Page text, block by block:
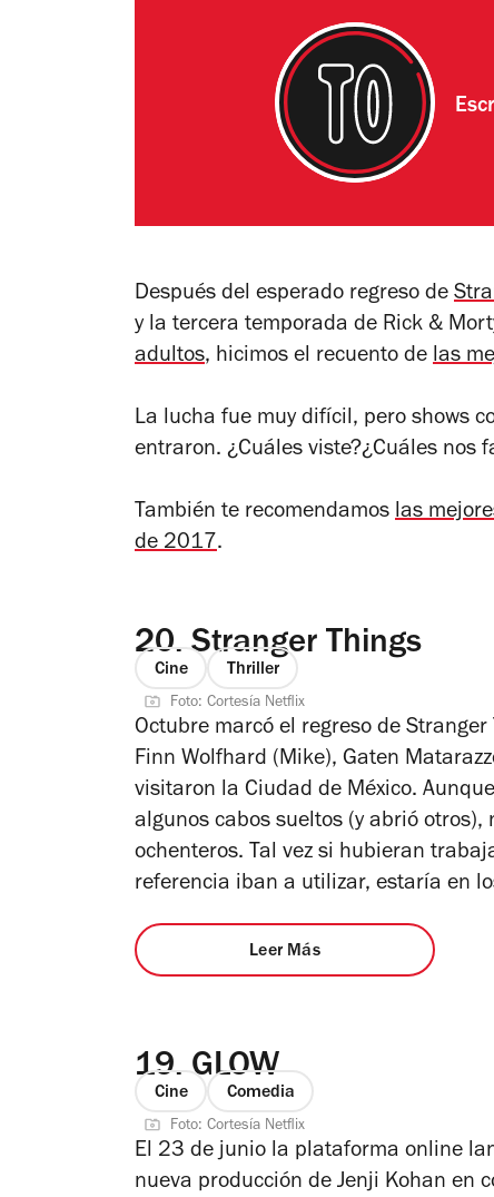
Después del esperado regreso de
y la tercera temporada de Rick &
adultos, hicimos el recuento de las
La lucha fue muy difícil, pero shows
entraron. ¿Cuáles viste?¿Cuáles nos
También te recomendamos las
de 2017.
20. Stranger Things
Cine Thriller
Foto: Cortesía Netflix
Octubre marcó el regreso de Stranger
Finn Wolfhard (Mike), Gaten
visitaron la Ciudad de México.
algunos cabos sueltos (y abrió
ochenteros. Tal vez si hubieran
referencia iban a utilizar, estaría en
Leer Más
19. GLOW
Cine Comedia
Foto: Cortesía Netflix
El 23 de junio la plataforma online
nueva producción de Jenji Kohan en